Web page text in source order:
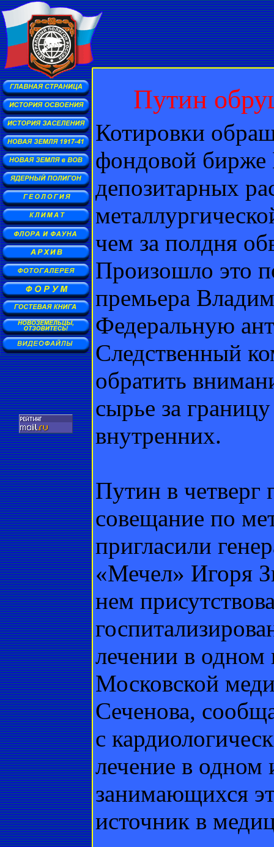
Путин
Котировки
фондовой бирже
депозитарных
чем за полдня
Произошло это
премьера
Федеральную
Следственный
обратить
сырье за
внутренних.
Путин в
совещание по
пригласили
«Мечел» Игоря
нем
лечении в одном
Московской
Сеченова,
с
лечение в
занимающихся
источник в